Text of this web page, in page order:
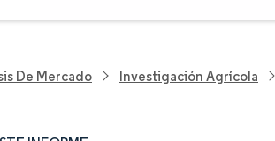
De Mercado Investigación Agrícola